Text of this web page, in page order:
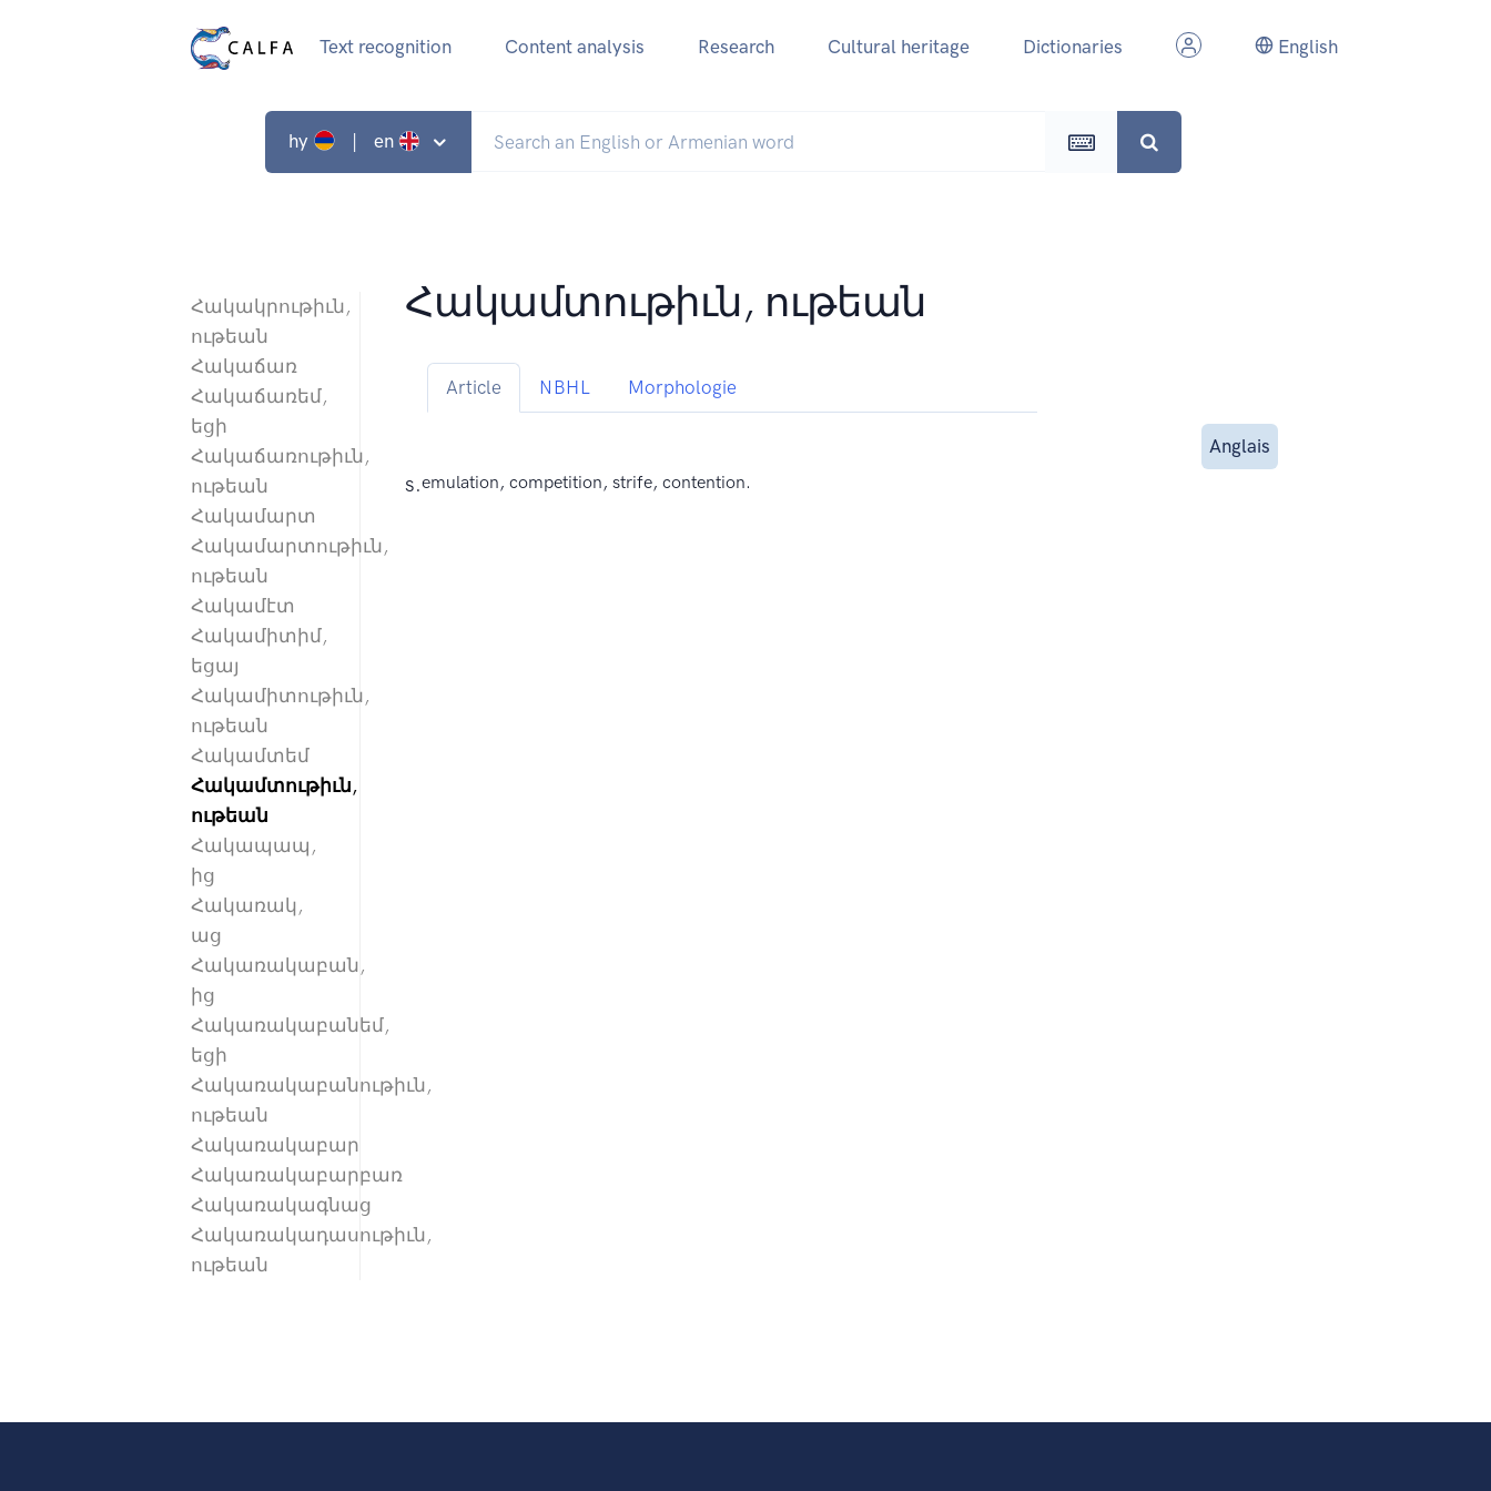
Text recognition Content analysis Research Cultural heritage Dictionaries English
hy | en
Հակակրութիւն,
ութեան
Հակաճառ
Հակաճառեմ,
եցի
Հակաճառութիւն,
ութեան
Հակամարտ
Հակամարտութիւն,
ութեան
Հակամէտ
Հակամիտիմ,
եցայ
Հակամիտութիւն,
ութեան
Հակամտեմ
Հակամտութիւն,
ութեան
Հակապապ,
ից
Հակառակ,
աց
Հակառակաբան,
ից
Հակառակաբանեմ,
եցի
Հակառակաբանութիւն,
ութեան
Հակառակաբար
Հակառակաբարբառ
Հակառակագնաց
Հակառակադասութիւն,
ութեան
Հակամտութիւն, ութեան
Article NBHL Morphologie
Anglais
s.emulation, competition, strife, contention.